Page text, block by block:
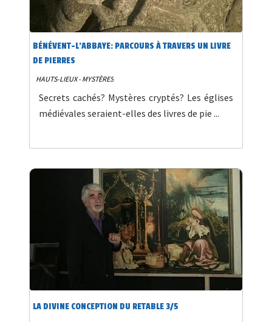
BÉNÉVENT-L'ABBAYE: PARCOURS À TRAVERS UN LIVRE
DE PIERRES
HAUTS-LIEUX - MYSTÈRES
Secrets cachés? Mystères cryptés? Les églises
médiévales seraient-elles des livres de pie ...
LA DIVINE CONCEPTION DU RETABLE 3/5